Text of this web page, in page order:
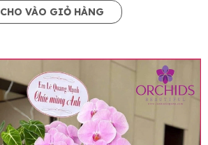
CHO VÀO GIỎ HÀNG